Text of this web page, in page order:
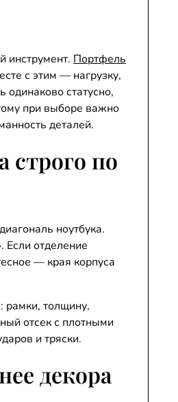
инструмент. Портфель
с этим — нагрузку,
статусно,
при выборе важно
деталей.
строго по
ноутбука.
Если отделение
— края корпуса
рамки, толщину,
отсек с плотными
и тряски.
декора